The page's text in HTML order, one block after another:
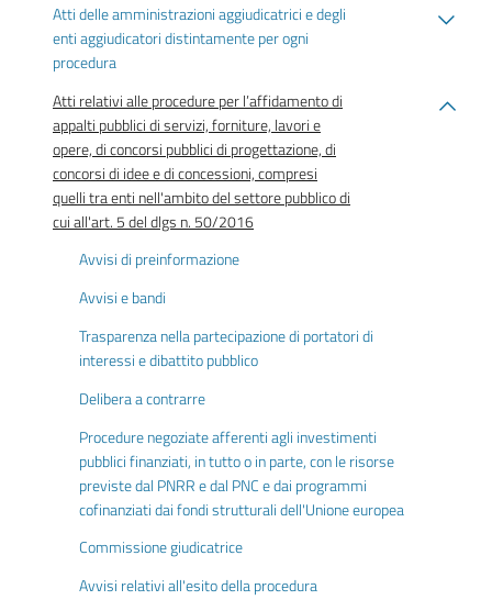
Atti delle amministrazioni aggiudicatrici e degli
enti aggiudicatori distintamente per ogni
procedura
Atti relativi alle procedure per l’affidamento di
appalti pubblici di servizi, forniture, lavori e
opere, di concorsi pubblici di progettazione, di
concorsi di idee e di concessioni, compresi
quelli tra enti nell'ambito del settore pubblico di
cui all'art. 5 del dlgs n. 50/2016
Avvisi di preinformazione
Avvisi e bandi
Trasparenza nella partecipazione di portatori di
interessi e dibattito pubblico
Delibera a contrarre
Procedure negoziate afferenti agli investimenti
pubblici finanziati, in tutto o in parte, con le risorse
previste dal PNRR e dal PNC e dai programmi
cofinanziati dai fondi strutturali dell'Unione europea
Commissione giudicatrice
Avvisi relativi all'esito della procedura